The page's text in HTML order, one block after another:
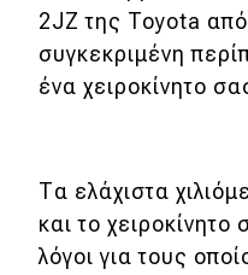
Eco
Νέα
Σταθμοί φόρτισης
2JZ της Toyota
συγκεκριμένη
ένα χειροκίνητο
Τα ελάχιστα
και το χειροκίνητο
λόγοι για τους